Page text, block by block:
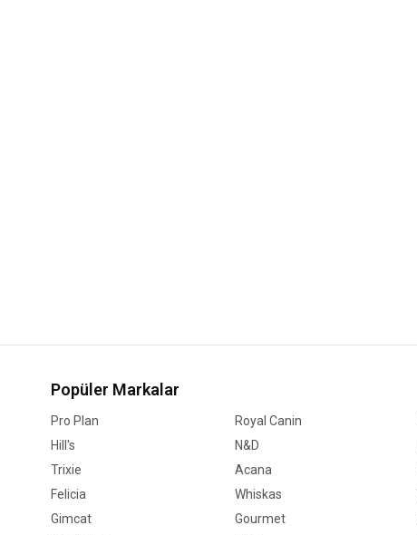
Popüler Markalar
Pro Plan Royal Canin
Hill's
N&D
Trixie
Acana
Felicia
Whiskas
Gimcat
Gourmet